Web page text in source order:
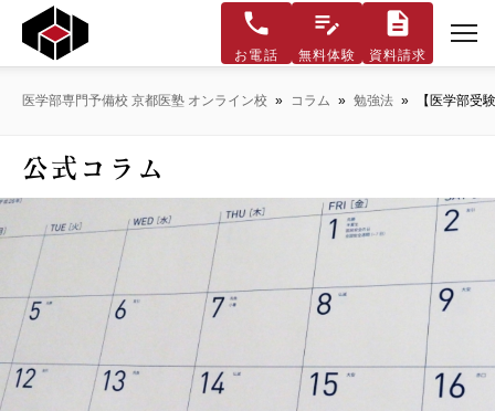
お電話 無料体験 資料請求
医学部専門予備校 京都医塾 オンライン校 » コラム » 勉強法 » 【医学部受
公式コラム